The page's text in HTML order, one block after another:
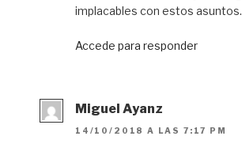
implacables con estos asuntos.
Accede para responder
Miguel Ayanz
14/10/2018 A LAS 7:17 PM